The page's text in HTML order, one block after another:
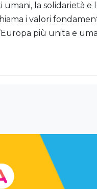
la solidarietà e
i valori
più unita e